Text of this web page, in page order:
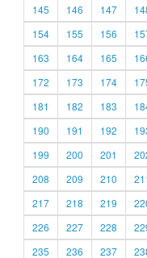
145
146 147
154
155 156
163
164 165
172
173 174
181
182 183
190
191 192
199
200 201
208
209 210
217
218 219
226
227 228
235
236 237